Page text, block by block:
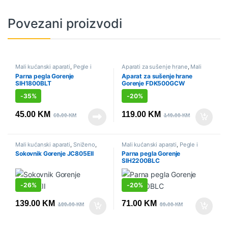
Povezani proizvodi
Mali kućanski aparati, Pegle i
parne stanice ,Sniženo
Parna pegla Gorenje
SIH1800BLT
-35%
45.00 KM 69.00KM
Aparati za sušenje hrane, Mali
kućanski aparati Sniženo
Aparat za sušenje hrane
Gorenje FDK500GCW
-20%
119.00 KM 149.00KM
Mali kućanski aparati Sniženo
Sokovnici i citrusete
Sokovnik Gorenje JC805EII
-26%
139.00 KM 189.00KM
Mali kućanski aparati Pegle i
parne stanice ,Sniženo
Parna pegla Gorenje
SIH2200BLC
-20%
71.00 KM 89.00KM